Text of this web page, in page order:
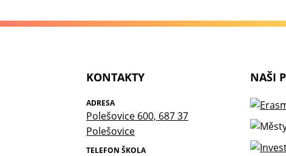
KONTAKTY
ADRESA
Polešovice 600, 687 37
Polešovice
TELEFON ŠKOLA
NAŠI